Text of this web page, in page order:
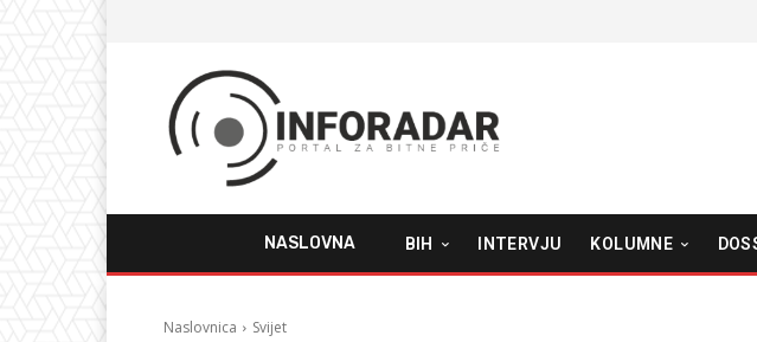
NASLOVNA BIH INTERVJU KOLUMNE
Naslovnica Svijet